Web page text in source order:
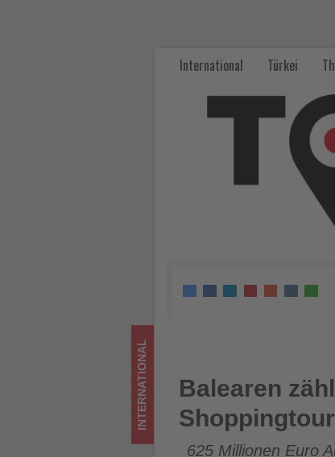
International Türkei
Balearen zählen zu
INTERNATIONAL
Balearen
625 Millionen Euro